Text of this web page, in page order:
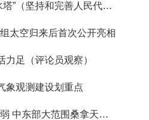
”（坚持和完善人民代表
太空归来后首次公开亮相
力足（评论员观察）
象观测建设划重点
中东部大范围桑拿天持